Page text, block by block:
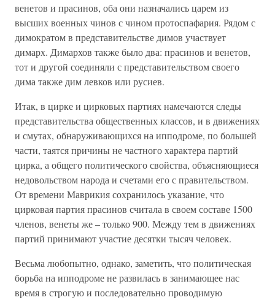
венетов и прасинов, оба они назначались царем из
высших военных чинов с чином протоспафария. Рядом с
димократом в представительстве димов участвует
димарх. Димархов также было два: прасинов и венетов,
тот и другой соединяли с представительством своего
дима также дим левков или русиев.
Итак, в цирке и цирковых партиях намечаются следы
представительства общественных классов, и в движениях
и смутах, обнаруживающихся на ипподроме, по большей
части, таятся причины не частного характера партий
цирка, а общего политического свойства, объясняющиеся
недовольством народа и счетами его с правительством.
От времени Маврикия сохранилось указание, что
цирковая партия прасинов считала в своем составе 1500
членов, венеты же – только 900. Между тем в движениях
партий принимают участие десятки тысяч человек.
Весьма любопытно, однако, заметить, что политическая
борьба на ипподроме не развилась в занимающее нас
время в строгую и последовательно проводимую